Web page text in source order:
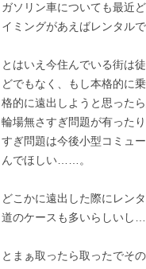
ガソリン車についても最近
イミングがあえばレンタル
とはいえ今住んでいる街は
どでもなく、もし本格的に
格的に遠出しようと思った
輪場無さすぎ問題が有った
すぎ問題は今後小型コミュ
んでほしい……。
どこかに遠出した際にレン
道のケースも多いらしいし
とまぁ取ったら取ったでそ